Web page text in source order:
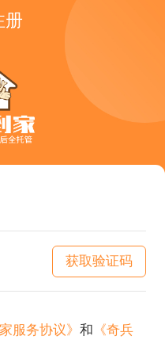
册
获取验证码
服务协议》 和 《奇兵